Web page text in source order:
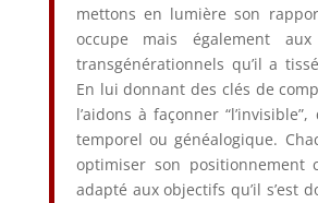
mettons en lumière son
occupe mais également
transgénérationnels qu’il a
En lui donnant des clés de
l’aidons à façonner
temporel ou généalogique.
optimiser son positionnement
adapté aux objectifs qu’il s’est